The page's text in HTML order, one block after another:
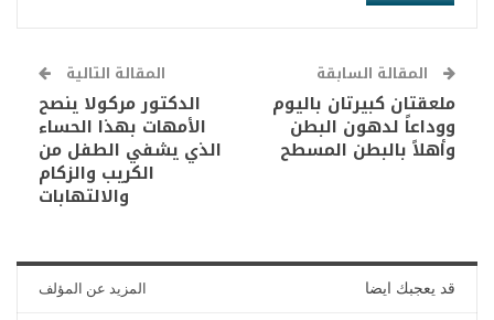
المقالة السابقة
ملعقتان كبيرتان باليوم
ووداعاً لدهون البطن
وأهلاً بالبطن المسطح
المقالة التالية
الدكتور مركولا ينصح
الأمهات بهذا الحساء
الذي يشفي الطفل من
الكريب والزكام
والالتهابات
قد يعجبك ايضا المزيد عن المؤلف